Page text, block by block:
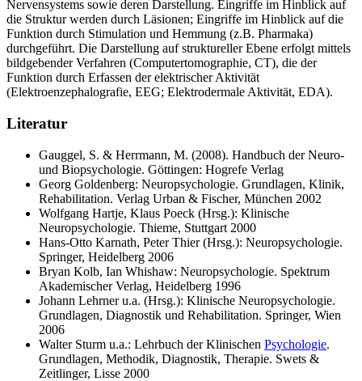
Nervensystems sowie deren Darstellung. Eingriffe im Hinblick auf
die Struktur werden durch Läsionen; Eingriffe im Hinblick auf die
Funktion durch Stimulation und Hemmung (z.B. Pharmaka)
durchgeführt. Die Darstellung auf struktureller Ebene erfolgt mittels
bildgebender Verfahren (Computertomographie, CT), die der
Funktion durch Erfassen der elektrischer Aktivität
(Elektroenzephalografie, EEG; Elektrodermale Aktivität, EDA).
Literatur
Gauggel, S. & Herrmann, M. (2008). Handbuch der Neuro-
und Biopsychologie. Göttingen: Hogrefe Verlag
Georg Goldenberg: Neuropsychologie. Grundlagen, Klinik,
Rehabilitation. Verlag Urban & Fischer, München 2002
Wolfgang Hartje, Klaus Poeck (Hrsg.): Klinische
Neuropsychologie. Thieme, Stuttgart 2000
Hans-Otto Karnath, Peter Thier (Hrsg.): Neuropsychologie.
Springer, Heidelberg 2006
Bryan Kolb, Ian Whishaw: Neuropsychologie. Spektrum
Akademischer Verlag, Heidelberg 1996
Johann Lehrner u.a. (Hrsg.): Klinische Neuropsychologie.
Grundlagen, Diagnostik und Rehabilitation. Springer, Wien
2006
Walter Sturm u.a.: Lehrbuch der Klinischen Psychologie.
Grundlagen, Methodik, Diagnostik, Therapie. Swets &
Zeitlinger, Lisse 2000